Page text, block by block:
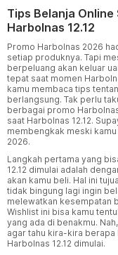
Tips Belanja
Harbolnas 12.12
Promo Harbolnas 2026
setiap produknya. Tapi
berpeluang akan keluar
tepat saat momen
kamu membaca tips
berlangsung. Tak perlu
berbagai promo
saat Harbolnas 12.12.
membengkak meski
2026.
Langkah pertama yang
12.12 dimulai adalah
akan kamu beli. Hal ini
tidak bingung lagi ingin
melewatkan kesempatan
Wishlist ini bisa kamu
yang ada di benakmu.
agar tahu kira-kira berapa
Harbolnas 12.12 dimulai.